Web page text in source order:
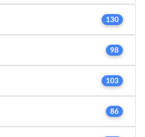
130
98
103
86